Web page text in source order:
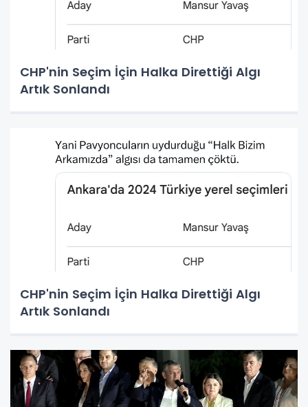
CHP'nin Seçim İçin Halka Direttiği Algı
Artık Sonlandı
CHP'nin Seçim İçin Halka Direttiği Algı
Artık Sonlandı